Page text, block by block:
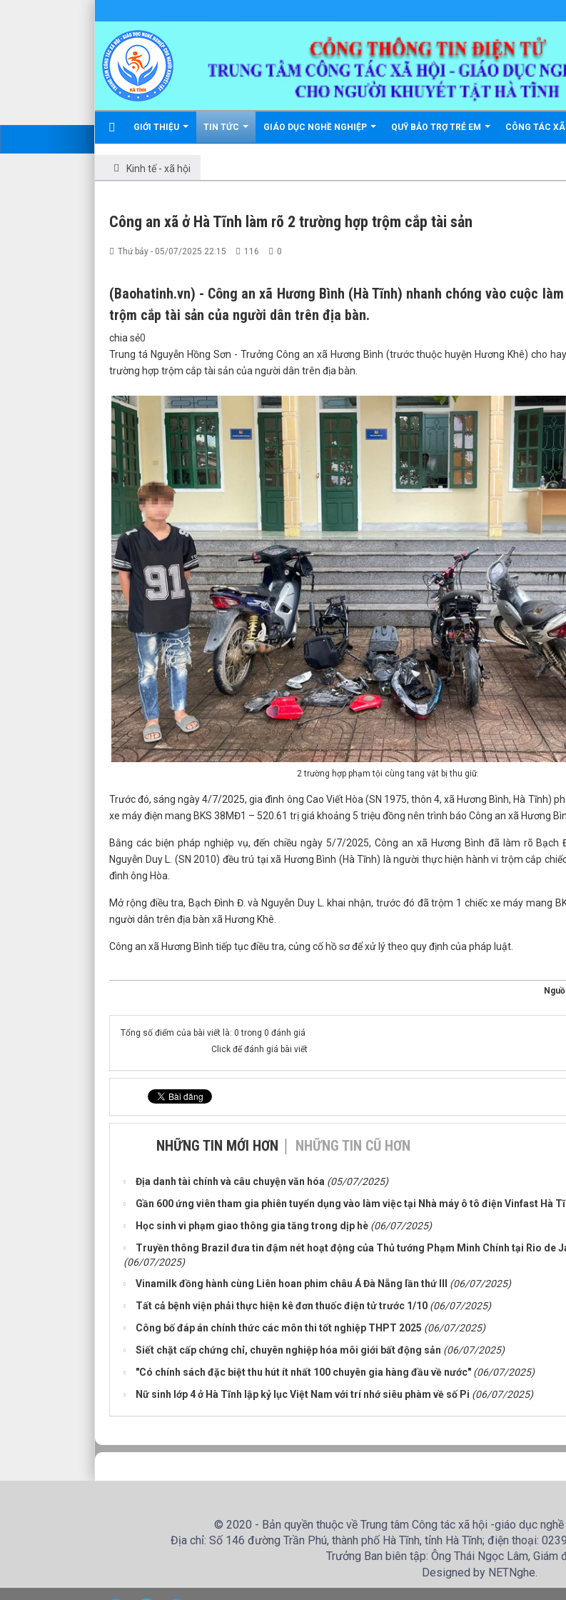
GIỚI THIỆU TIN TỨC GIÁO DỤC NGHỀ NGHIỆP QUỸ BẢO TRỢ TRẺ EM CÔNG TÁC XÃ
Kinh tế - xã hội
Công an xã ở Hà Tĩnh làm rõ 2 trường hợp trộm cắp tài sản
Thứ bảy - 05/07/2025 22:15 116 0
(Baohatinh.vn) - Công an xã Hương Bình (Hà Tĩnh) nhanh chóng vào cuộc
trộm cắp tài sản của người dân trên địa bàn.
chia sẻ0
Trung tá Nguyễn Hồng Sơn - Trưởng Công an xã Hương Bình (trước thuộc huyện Hương Khê) cho
trường hợp trộm cắp tài sản của người dân trên địa bàn.
2 trường hợp phạm tội cùng tang vật bị thu giữ.
Trước đó, sáng ngày 4/7/2025, gia đình ông Cao Viết Hòa (SN 1975, thôn 4, xã Hương Bình, Hà Tĩnh)
xe máy điện mang BKS 38MĐ1 – 520.61 trị giá khoảng 5 triệu đồng nên trình báo Công an xã Hương
Bằng các biện pháp nghiệp vụ, đến chiều ngày 5/7/2025, Công an xã Hương Bình đã làm rõ Bạch
Nguyễn Duy L. (SN 2010) đều trú tại xã Hương Bình (Hà Tĩnh) là người thực hiện hành vi trộm cắp
đình ông Hòa.
Mở rộng điều tra, Bạch Đình Đ. và Nguyễn Duy L. khai nhận, trước đó đã trộm 1 chiếc xe máy mang
người dân trên địa bàn xã Hương Khê.
Công an xã Hương Bình tiếp tục điều tra, củng cố hồ sơ để xử lý theo quy định của pháp luật.
Tổng số điểm của bài viết là: 0 trong 0 đánh giá
Click để đánh giá bài viết
NHỮNG TIN MỚI HƠN NHỮNG TIN CŨ HƠN
Địa danh tài chính và câu chuyện văn hóa (05/07/2025)
Gần 600 ứng viên tham gia phiên tuyển dụng vào làm việc tại Nhà máy ô tô điện Vinfast Hà
Học sinh vi phạm giao thông gia tăng trong dịp hè (06/07/2025)
Truyền thông Brazil đưa tin đậm nét hoạt động của Thủ tướng Phạm Minh Chính tại Rio de
(06/07/2025)
Vinamilk đồng hành cùng Liên hoan phim châu Á Đà Nẵng lần thứ III
(06/07/2025)
Tất cả bệnh viện phải thực hiện kê đơn thuốc điện tử trước 1/10 (06/07/2025)
Công bố đáp án chính thức các môn thi tốt nghiệp THPT 2025 (06/07/2025)
Siết chặt cấp chứng chỉ, chuyên nghiệp hóa môi giới bất động sản (06/07/2025)
"Có chính sách đặc biệt thu hút ít nhất 100 chuyên gia hàng đầu về nước" (06/07/2025)
Nữ sinh lớp 4 ở Hà Tĩnh lập kỷ lục Việt Nam với trí nhớ siêu phàm về số Pi (06/07/2025)
© 2020 - Bản quyền thuộc về Trung tâm Công tác xã hội -giáo dục
Địa chỉ: Số 146 đường Trần Phú, thành phố Hà Tĩnh, tỉnh Hà Tĩnh; điện thoại:
Trưởng Ban biên tập: Ông Thái Ngọc Lâm, Giám
Designed by NETNghe.